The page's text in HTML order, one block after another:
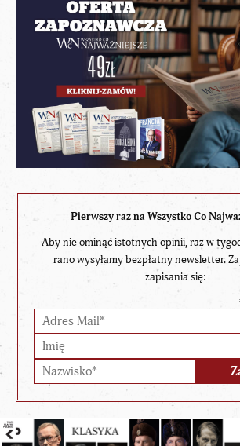
Pierwszy raz na Wszystko Co
Aby nie ominąć istotnych opinii, raz w
rano wysyłamy bezpłatny newsletter.
zapisania się: